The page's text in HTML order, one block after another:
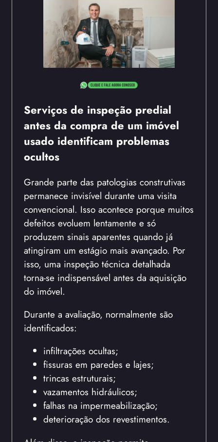
Serviços de inspeção predial
antes da compra de um imóvel
usado identificam problemas
ocultos
Grande parte das patologias construtivas
permanece invisível durante uma visita
convencional. Isso acontece porque muitos
defeitos evoluem lentamente e só
produzem sinais aparentes quando já
atingiram um estágio mais avançado. Por
isso, uma inspeção técnica detalhada
torna-se indispensável antes da aquisição
do imóvel.
Durante a avaliação, normalmente são
identificados:
infiltrações ocultas;
fissuras em paredes e lajes;
trincas estruturais;
vazamentos hidráulicos;
falhas na impermeabilização;
deterioração dos revestimentos.